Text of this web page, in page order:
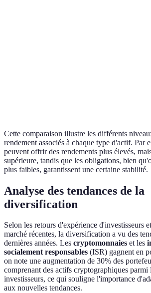
Cette comparaison illustre les différents
rendement associés à chaque type d'actif. Par
peuvent offrir des rendements plus élevés,
supérieure, tandis que les obligations, bien
plus faibles, garantissent une certaine stabilité.
Analyse des tendances de la
diversification
Selon les retours d'expérience d'investisseurs
marché récentes, la diversification a vu des
dernières années. Les cryptomonnaies et les
socialement responsables (ISR) gagnent en
on note une augmentation de 30% des
comprenant des actifs cryptographiques parmi
investisseurs, ce qui souligne l'importance
aux nouvelles tendances.